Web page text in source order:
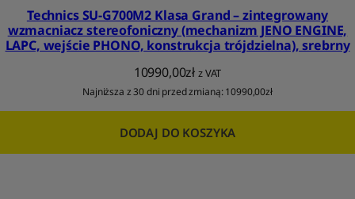
Technics SU-G700M2 Klasa Grand – zintegrowany
wzmacniacz stereofoniczny (mechanizm JENO ENGINE,
LAPC, wejście PHONO, konstrukcja trójdzielna), srebrny
10990,00zł z VAT
Najniższa z 30 dni przed zmianą:10990,00zł
DODAJ DO KOSZYKA